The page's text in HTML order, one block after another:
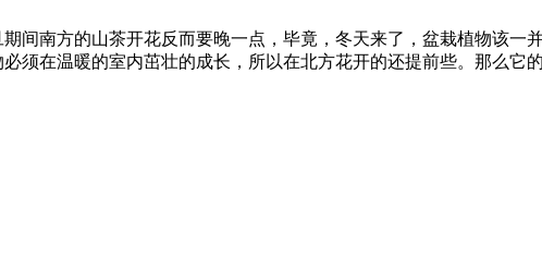
间南方的山茶开花反而要晚一点，毕竟，冬天来了，盆栽植物该一
须在温暖的室内茁壮的成长，所以在北方花开的还提前些。那么它